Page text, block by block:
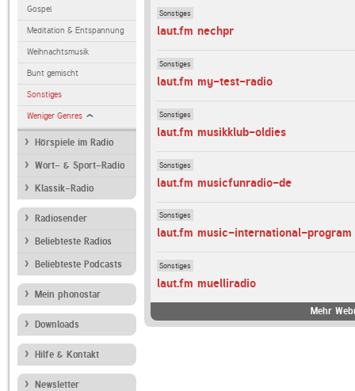
Gospel
Meditation & Entspannung
Weihnachtsmusik
Bunt gemischt
Sonstiges
Weniger Genres
Hörspiele im Radio
Wort- & Sport-Radio
Klassik-Radio
Radiosender
Beliebteste Radios
Beliebteste Podcasts
Mein phonostar
Downloads
Hilfe & Kontakt
Newsletter
Sonstiges
laut.fm nechpr
Sonstiges
laut.fm my-test-radio
Sonstiges
laut.fm musikklub-oldies
Sonstiges
laut.fm musicfunradio-de
Sonstiges
laut.fm music-international-program
Sonstiges
laut.fm muelliradio
Mehr